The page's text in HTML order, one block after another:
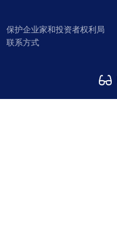
保护企业家和投资者权利局
联系方式